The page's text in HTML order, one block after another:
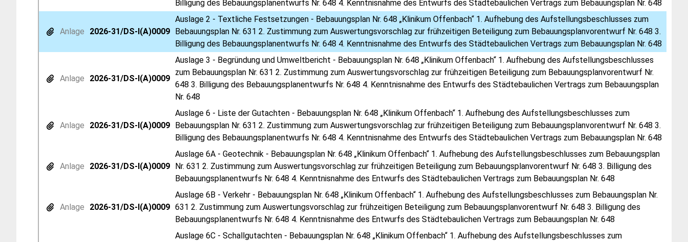
Billigung des Bebauungsplanentwurfs Nr. 648 4. Kenntnisnahme des Entwurfs des Städtebaulichen Vertrags zum Bebauungsplan Nr. 648
Anlage 2026-31/DS-I(A)0009
Auslage 2 - Textliche Festsetzungen - Bebauungsplan Nr. 648 „Klinikum Offenbach“ 1. Aufhebung des Aufstellungsbeschlusses zum
Bebauungsplan Nr. 631 2. Zustimmung zum Auswertungsvorschlag zur frühzeitigen Beteiligung zum Bebauungsplanvorentwurf Nr. 648 3.
Billigung des Bebauungsplanentwurfs Nr. 648 4. Kenntnisnahme des Entwurfs des Städtebaulichen Vertrags zum Bebauungsplan Nr. 648
Anlage 2026-31/DS-I(A)0009
Auslage 3 - Begründung und Umweltbericht - Bebauungsplan Nr. 648 „Klinikum Offenbach“ 1. Aufhebung des Aufstellungsbeschlusses
zum Bebauungsplan Nr. 631 2. Zustimmung zum Auswertungsvorschlag zur frühzeitigen Beteiligung zum Bebauungsplanvorentwurf Nr.
648 3. Billigung des Bebauungsplanentwurfs Nr. 648 4. Kenntnisnahme des Entwurfs des Städtebaulichen Vertrags zum Bebauungsplan
Nr. 648
Anlage 2026-31/DS-I(A)0009
Auslage 6 - Liste der Gutachten - Bebauungsplan Nr. 648 „Klinikum Offenbach“ 1. Aufhebung des Aufstellungsbeschlusses zum
Bebauungsplan Nr. 631 2. Zustimmung zum Auswertungsvorschlag zur frühzeitigen Beteiligung zum Bebauungsplanvorentwurf Nr. 648 3.
Billigung des Bebauungsplanentwurfs Nr. 648 4. Kenntnisnahme des Entwurfs des Städtebaulichen Vertrags zum Bebauungsplan Nr. 648
Anlage 2026-31/DS-I(A)0009
Auslage 6A - Geotechnik - Bebauungsplan Nr. 648 „Klinikum Offenbach“ 1. Aufhebung des Aufstellungsbeschlusses zum Bebauungsplan
Nr. 631 2. Zustimmung zum Auswertungsvorschlag zur frühzeitigen Beteiligung zum Bebauungsplanvorentwurf Nr. 648 3. Billigung des
Bebauungsplanentwurfs Nr. 648 4. Kenntnisnahme des Entwurfs des Städtebaulichen Vertrags zum Bebauungsplan Nr. 648
Anlage 2026-31/DS-I(A)0009
Auslage 6B - Verkehr - Bebauungsplan Nr. 648 „Klinikum Offenbach“ 1. Aufhebung des Aufstellungsbeschlusses zum Bebauungsplan Nr.
631 2. Zustimmung zum Auswertungsvorschlag zur frühzeitigen Beteiligung zum Bebauungsplanvorentwurf Nr. 648 3. Billigung des
Bebauungsplanentwurfs Nr. 648 4. Kenntnisnahme des Entwurfs des Städtebaulichen Vertrags zum Bebauungsplan Nr. 648
Auslage 6C - Schallgutachten - Bebauungsplan Nr. 648 „Klinikum Offenbach“ 1. Aufhebung des Aufstellungsbeschlusses zum